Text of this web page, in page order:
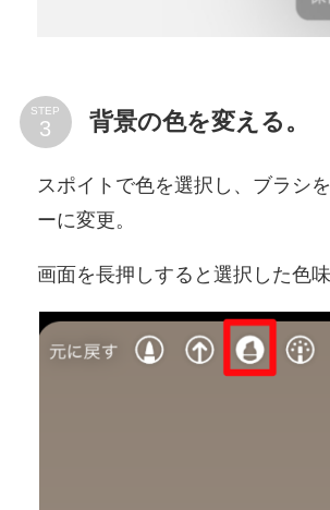
STEP 背景の色を変える。
スポイトで色を選択し、ブラシ
ーに変更。
画面を長押しすると選択した色